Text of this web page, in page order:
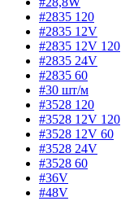
#2835 120
#2835 12V
#2835 12V 120
#2835 24V
#2835 60
#30 шт/м
#3528 120
#3528 12V 120
#3528 12V 60
#3528 24V
#3528 60
#36V
#48V